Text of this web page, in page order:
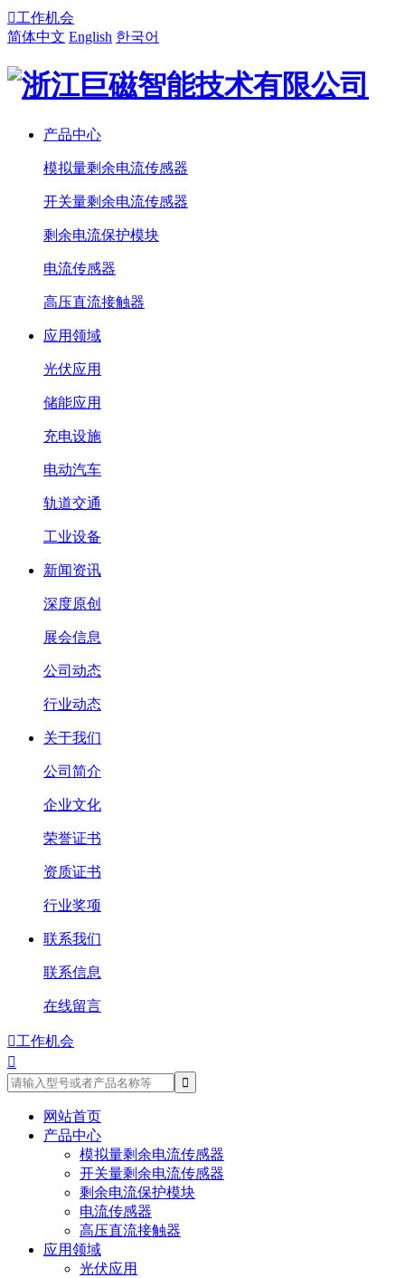
工作机会
简体中文 English 한국어
产品中心
模拟量剩余电流传感器
开关量剩余电流传感器
剩余电流保护模块
电流传感器
高压直流接触器
应用领域
光伏应用
储能应用
充电设施
电动汽车
轨道交通
工业设备
新闻资讯
深度原创
展会信息
公司动态
行业动态
关于我们
公司简介
企业文化
荣誉证书
资质证书
行业奖项
联系我们
联系信息
在线留言
工作机会

网站首页
产品中心
模拟量剩余电流传感器
开关量剩余电流传感器
剩余电流保护模块
电流传感器
高压直流接触器
应用领域
光伏应用